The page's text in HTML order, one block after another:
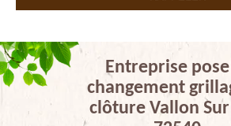
Entreprise
changement
clôture Vallon Sur